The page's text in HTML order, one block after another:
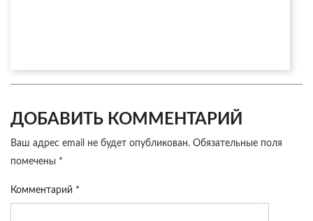
ДОБАВИТЬ КОММЕНТАРИЙ
Ваш адрес email не будет опубликован. Обязательные поля
помечены *
Комментарий *